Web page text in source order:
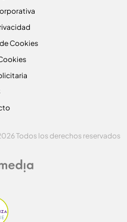
Cookies
Todos los derechos reservados